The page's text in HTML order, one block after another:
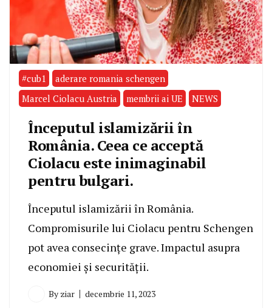
#cub1
aderare romania schengen
Marcel Ciolacu Austria
membrii ai UE NEWS
Începutul islamizării în
România. Ceea ce acceptă
Ciolacu este inimaginabil
pentru bulgari.
Începutul islamizării în România.
Compromisurile lui Ciolacu pentru Schengen
pot avea consecințe grave. Impactul asupra
economiei și securității.
By ziar decembrie 11, 2023